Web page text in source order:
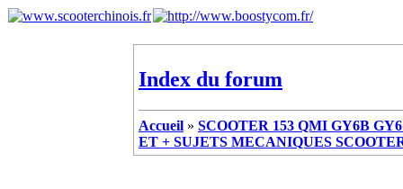
Index du forum
Accueil » SCOOTER 153 QMI GY6B
ET + SUJETS MECANIQUES